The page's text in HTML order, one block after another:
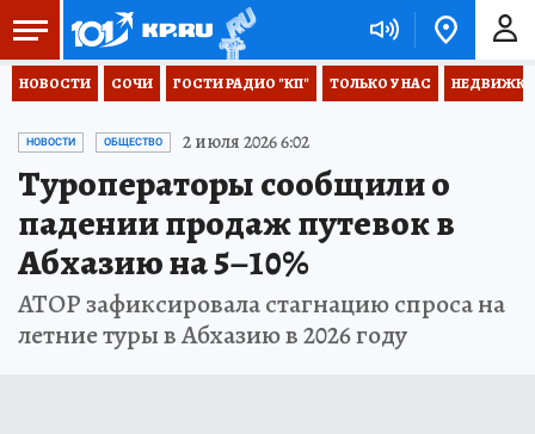
НОВОСТИ СОЧИ ГОСТИ РАДИО "КП" ТОЛЬКО У НАС НЕДВИЖКА
НОВОСТИ ОБЩЕСТВО 2 июля 2026 6:02
Туроператоры сообщили о
падении продаж путевок в
Абхазию на 5–10%
АТОР зафиксировала стагнацию спроса на
летние туры в Абхазию в 2026 году